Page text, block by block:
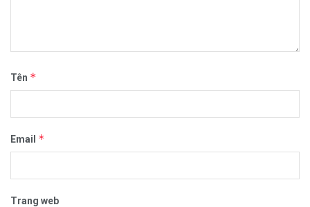
Tên *
Email *
Trang web